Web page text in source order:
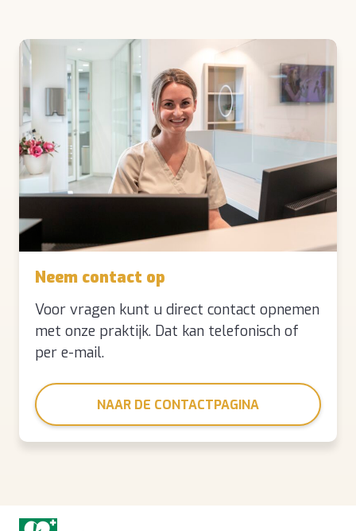
Neem contact op
Voor vragen kunt u direct contact opnemen
met onze praktijk. Dat kan telefonisch of
per e-mail.
NAAR DE CONTACTPAGINA